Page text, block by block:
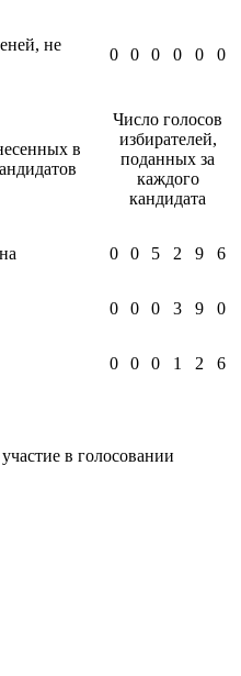
не
0 0 0 0 0 0
в
Число голосов
избирателей,
поданных за
каждого
кандидата
0 0 5 2 9 6
0 0 0 3 9 0
0 0 0 1 2 6
в голосовании